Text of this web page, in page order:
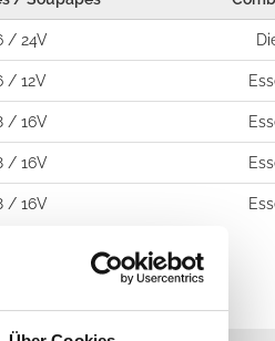
/ 24V
/ 12V
/ 16V
/ 16V
/ 16V